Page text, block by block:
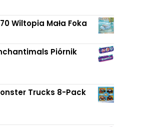
Wiltopia Mała Foka
Piórnik
Trucks 8-Pack